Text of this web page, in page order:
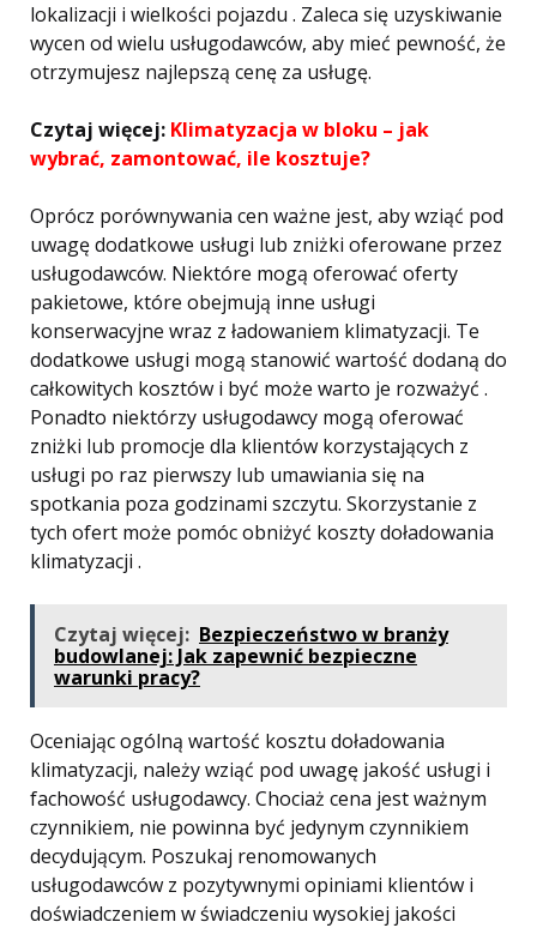
lokalizacji i wielkości pojazdu . Zaleca się uzyskiwanie
wycen od wielu usługodawców, aby mieć pewność, że
otrzymujesz najlepszą cenę za usługę.
Czytaj więcej: Klimatyzacja w bloku – jak
wybrać, zamontować, ile kosztuje?
Oprócz porównywania cen ważne jest, aby wziąć pod
uwagę dodatkowe usługi lub zniżki oferowane przez
usługodawców. Niektóre mogą oferować oferty
pakietowe, które obejmują inne usługi
konserwacyjne wraz z ładowaniem klimatyzacji. Te
dodatkowe usługi mogą stanowić wartość dodaną do
całkowitych kosztów i być może warto je rozważyć .
Ponadto niektórzy usługodawcy mogą oferować
zniżki lub promocje dla klientów korzystających z
usługi po raz pierwszy lub umawiania się na
spotkania poza godzinami szczytu. Skorzystanie z
tych ofert może pomóc obniżyć koszty doładowania
klimatyzacji .
Czytaj więcej: Bezpieczeństwo w branży
budowlanej: Jak zapewnić bezpieczne
warunki pracy?
Oceniając ogólną wartość kosztu doładowania
klimatyzacji, należy wziąć pod uwagę jakość usługi i
fachowość usługodawcy. Chociaż cena jest ważnym
czynnikiem, nie powinna być jedynym czynnikiem
decydującym. Poszukaj renomowanych
usługodawców z pozytywnymi opiniami klientów i
doświadczeniem w świadczeniu wysokiej jakości